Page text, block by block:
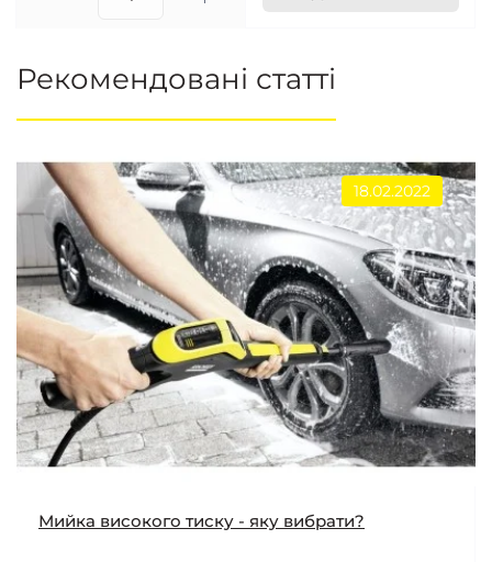
Рекомендовані статті
18.02.2022
Мийка високого тиску - яку вибрати?